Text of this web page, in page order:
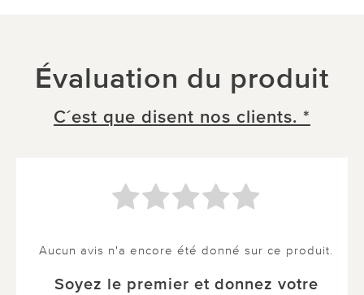
Évaluation du produit
C´est que disent nos clients. *
Aucun avis n'a encore été donné sur ce produit.
Soyez le premier et donnez votre